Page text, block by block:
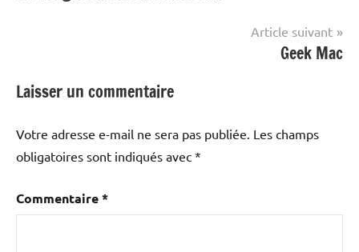
Article suivant
Geek Mac
Laisser un commentaire
Votre adresse e-mail ne sera pas publiée. Les champs
obligatoires sont indiqués avec *
Commentaire*